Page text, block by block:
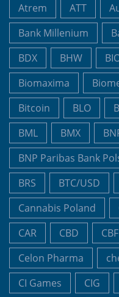
Atrem
ATT
Bank Millenium
BDX
BHW
Biomaxima
Bitcoin
BLO
BML
BMX
BNP Paribas Bank
BRS
BTC/USD
Cannabis Poland
CAR
CBD CBF
Celon Pharma
CI Games
CIG